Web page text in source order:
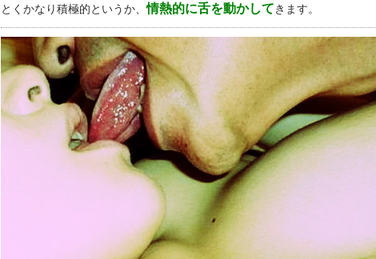
とくかなり積極的というか、情熱的に舌を動かしてきます。